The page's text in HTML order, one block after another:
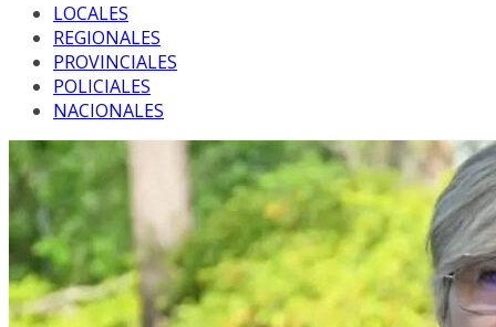
LOCALES
REGIONALES
PROVINCIALES
POLICIALES
NACIONALES